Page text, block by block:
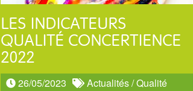
LES INDICATEURS
QUALITÉ CONCERTIENCE
2022
26/05/2023 Actualités/Qualité